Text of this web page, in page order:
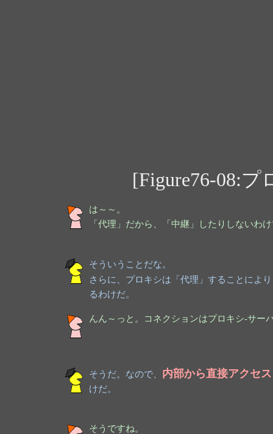
[Figure76-08:
は～～。
「代理」だから、「中継」したりしないわ
そういうことだな。
さらに、プロキシは「代理」することによ
るわけだ。
んん～っと。コネクションはプロキシ-サー
そうだ。なので、 内部から直接アクセ
けだ。
そうですね。